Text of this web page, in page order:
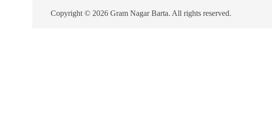
Copyright © 2026 Gram Nagar Barta. All rights reserved.